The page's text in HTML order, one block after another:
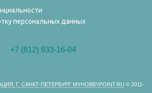
персональных данных
+7 (812) 933-16-04
Г. САНКТ-ПЕТЕРБУРГ MYHOBBYPOINT.RU © 2011-